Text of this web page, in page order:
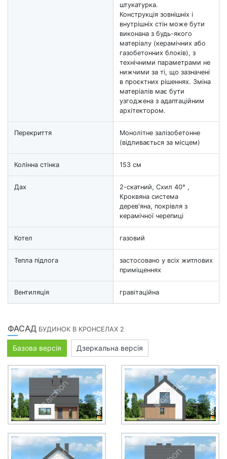
штукатурка.
Конструкція зовнішніх і
внутрішніх стін може бути
виконана з будь-якого
матеріалу (керамічних або
газобетонних блоків), з
технічними параметрами не
нижчими за ті, що зазначені
в проєктних рішеннях. Зміна
матеріалів має бути
узгоджена з адаптаційним
архітектором.
Перекриття
Монолітне залізобетонне
(відливається за місцем)
Колінна стінка 153 см
Дах
2-скатний, Схил 40° ,
Кроквяна система
дерев'яна, покрівля з
керамічної черепиці
Котел газовий
Тепла підлога
застосовано у всіх житлових
приміщеннях
Вентиляція гравітаційна
ФАСАД БУДИНОК В КРОНСЕЛАХ 2
Базова версія Дзеркальна версія